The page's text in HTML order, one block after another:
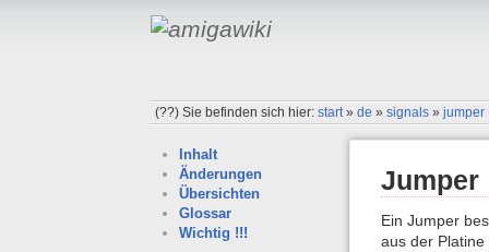
(??)Sie befinden sich hier:start»de »signals »jumper
Inhalt
Änderungen
Übersichten
Glossar
Wichtig !!!
Jumper
Ein Jumper
aus der